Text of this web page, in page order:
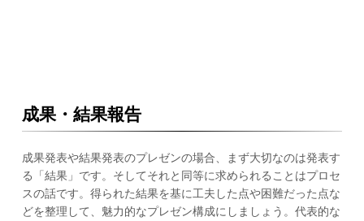
成果・結果報告
成果発表や結果発表のプレゼンの場合、まず大切なのは発表す
る「結果」です。そしてそれと同等に求められることはプロセ
スの話です。得られた結果を基に工夫した点や困難だった点な
どを整理して、魅力的なプレゼン構成にしましょう。代表的な